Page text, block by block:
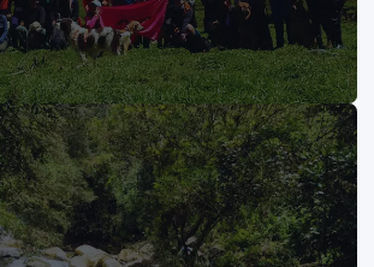
Rutas grupales clásicas